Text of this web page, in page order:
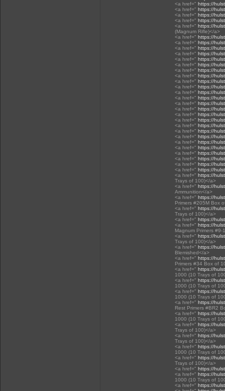
<a href=" https://
<a href=" https://
<a href=" https://
<a href=" https://
<a href=" https://
(Magnum Rifle)</a>
<a href=" https://
<a href=" https://
<a href=" https://
<a href=" https://
<a href=" https://
<a href=" https://
<a href=" https://
<a href=" https://
<a href=" https://
<a href=" https://
<a href=" https://
<a href=" https://
<a href=" https://
<a href=" https://
<a href=" https://
<a href=" https://
<a href=" https://
<a href=" https://
<a href=" https://
<a href=" https://
<a href=" https://
<a href=" https://
<a href=" https://
<a href=" https://
<a href=" https://
<a href=" https://
Trays of 100)</a>
<a href=" https://
Ammunition</a>
<a href=" https://
Primers #205M Box
<a href=" https://
Trays of 100)</a>
<a href=" https://
<a href=" https://
Magnum Primers
<a href=" https://
Trays of 100)</a>
<a href=" https://
Blemished</a>
<a href=" https://
Primers #34 Box of
<a href=" https://
1000 (10 Trays of
<a href=" https://
1000 (10 Trays of
<a href=" https://
1000 (10 Trays of
<a href=" https://
Rest Primers #BR2
<a href=" https://
1000 (10 Trays of
<a href=" https://
Trays of 100)</a>
<a href=" https://
Trays of 100)</a>
<a href=" https://
1000 (10 Trays of
<a href=" https://
Trays of 100)</a>
<a href=" https://
<a href=" https://
1000 (10 Trays of
<a href=" https://